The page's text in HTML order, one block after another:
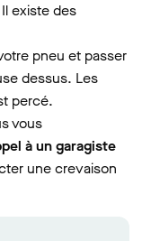
existe des
pneu et passer
dessus. Les
percé.
vous
à un garagiste
une crevaison